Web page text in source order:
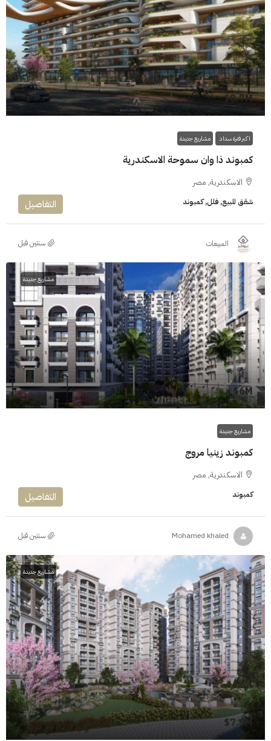
8.7M$
اكبر فترة سداد مشاريع جديدة
كمبوند ذا وان سموحة الاسكندرية
الاسكندرية, مصر
شقق للبيع, فلل, كمبوند التفاصيل
المبيعات ‏سنتين قبل
مشاريع جديدة
6M$
مشاريع جديدة
كمبوند زينيا مروج
الاسكندرية, مصر
كمبوند التفاصيل
Mohamed khaled ‏سنتين قبل
مشاريع جديدة
7.9M$